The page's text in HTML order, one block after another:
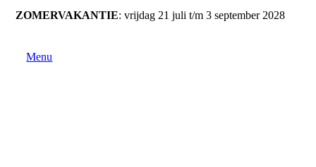
ZOMERVAKANTIE: vrijdag 21 juli t/m 3 september 2028
Menu